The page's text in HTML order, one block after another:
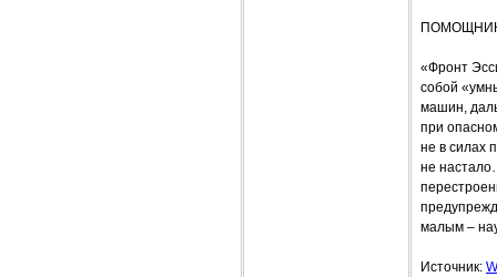
«Фронт
собой
машин,
при
не в силах
не
малым –
Источник: